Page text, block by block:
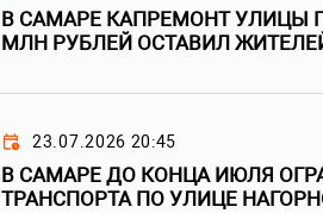
В САМАРЕ КАПРЕМОНТ УЛИЦЫ
МЛН РУБЛЕЙ ОСТАВИЛ
23.07.2026 20:45
В САМАРЕ ДО КОНЦА ИЮЛЯ
ТРАНСПОРТА ПО УЛИЦЕ